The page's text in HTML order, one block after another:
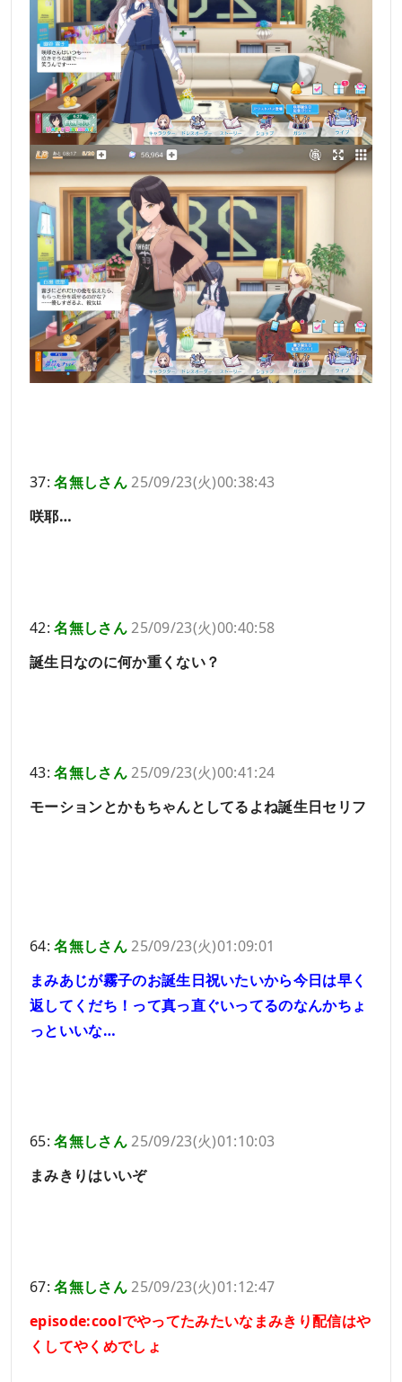
37:名無しさん25/09/23(火)00:38:43
咲耶…
42:名無しさん25/09/23(火)00:40:58
誕生日なのに何か重くない？
43:名無しさん25/09/23(火)00:41:24
モーションとかもちゃんとしてるよね誕生日セリフ
64:名無しさん25/09/23(火)01:09:01
まみあじが霧子のお誕生日祝いたいから今日は早く
返してくだち！って真っ直ぐいってるのなんかちょ
っといいな…
65:名無しさん25/09/23(火)01:10:03
まみきりはいいぞ
67:名無しさん25/09/23(火)01:12:47
episode:coolでやってたみたいなまみきり配信はや
くしてやくめでしょ